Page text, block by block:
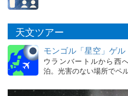
天文ツアー
モンゴル「星空」ゲ
ウランバートルから西
泊。光害のない場所でペ